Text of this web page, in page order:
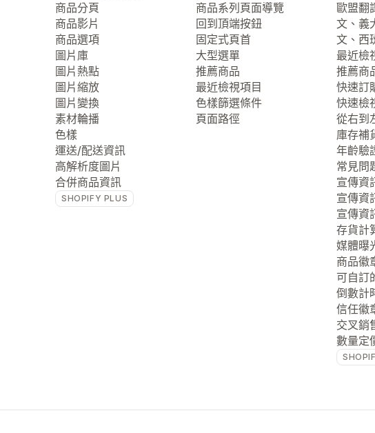
商品分頁
商品影片
商品選項
圖片庫
圖片熱點
圖片縮放
圖片變換
素材輪播
色樣
運送/配送資訊
高解析度圖片
合併商品資訊
SHOPIFY PLUS
商品系列頁面導覽
回到頂端按鈕
固定式頁首
大型選單
推薦商品
最近檢視項目
色樣篩選條件
頁面路徑
歐盟翻
文、義
文、西
最近檢
推薦商
快速訂
快速檢
從右到
庫存補
年齡驗
常見問
宣傳資
宣傳資
宣傳資
存貨計
媒體曝
商品徽
可自訂
倒數計
信任徽
交叉銷
數量定